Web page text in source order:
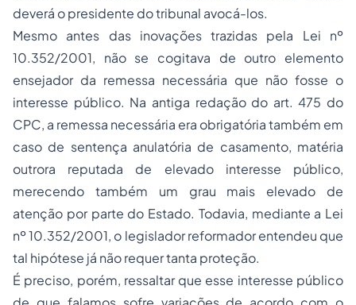
deverá o presidente do tribunal avocá-los.
Mesmo antes das inovações trazidas pela Lei nº
10.352/2001, não se cogitava de outro elemento
ensejador da remessa necessária que não fosse o
interesse público. Na antiga redação do art. 475 do
CPC, a remessa necessária era obrigatória também em
caso de sentença anulatória de casamento, matéria
outrora reputada de elevado interesse público,
merecendo também um grau mais elevado de
atenção por parte do Estado. Todavia, mediante a Lei
nº 10.352/2001, o legislador reformador entendeu que
tal hipótese já não requer tanta proteção.
É preciso, porém, ressaltar que esse interesse público